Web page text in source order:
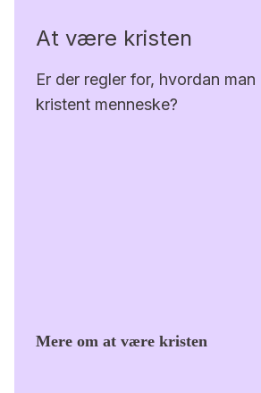
At være kristen
Er der regler for, hvordan man
kristent menneske?
Mere om at være kristen